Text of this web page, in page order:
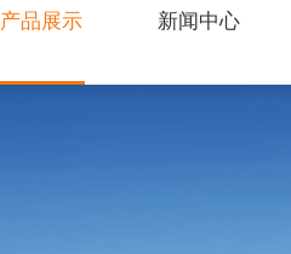
产品展示 新闻中心